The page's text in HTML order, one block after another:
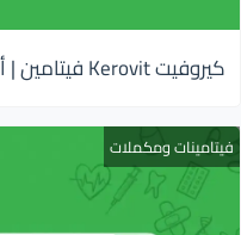
كيروفيت Kerovit فيتامين | أبرز 7 دواعى إستعمال له
فيتامينات ومكملات